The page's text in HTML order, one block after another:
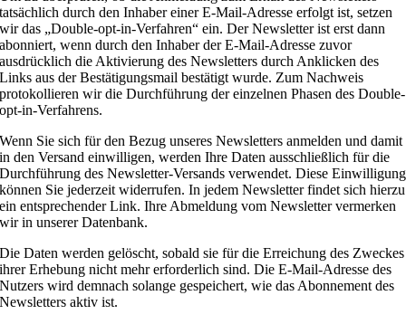
tatsächlich durch den Inhaber einer E-Mail-Adresse erfolgt ist, setzen
wir das „Double-opt-in-Verfahren“ ein. Der Newsletter ist erst dann
abonniert, wenn durch den Inhaber der E-Mail-Adresse zuvor
ausdrücklich die Aktivierung des Newsletters durch Anklicken des
Links aus der Bestätigungsmail bestätigt wurde. Zum Nachweis
protokollieren wir die Durchführung der einzelnen Phasen des Double-
opt-in-Verfahrens.
Wenn Sie sich für den Bezug unseres Newsletters anmelden und damit
in den Versand einwilligen, werden Ihre Daten ausschließlich für die
Durchführung des Newsletter-Versands verwendet. Diese Einwilligung
können Sie jederzeit widerrufen. In jedem Newsletter findet sich hierzu
ein entsprechender Link. Ihre Abmeldung vom Newsletter vermerken
wir in unserer Datenbank.
Die Daten werden gelöscht, sobald sie für die Erreichung des Zweckes
ihrer Erhebung nicht mehr erforderlich sind. Die E-Mail-Adresse des
Nutzers wird demnach solange gespeichert, wie das Abonnement des
Newsletters aktiv ist.